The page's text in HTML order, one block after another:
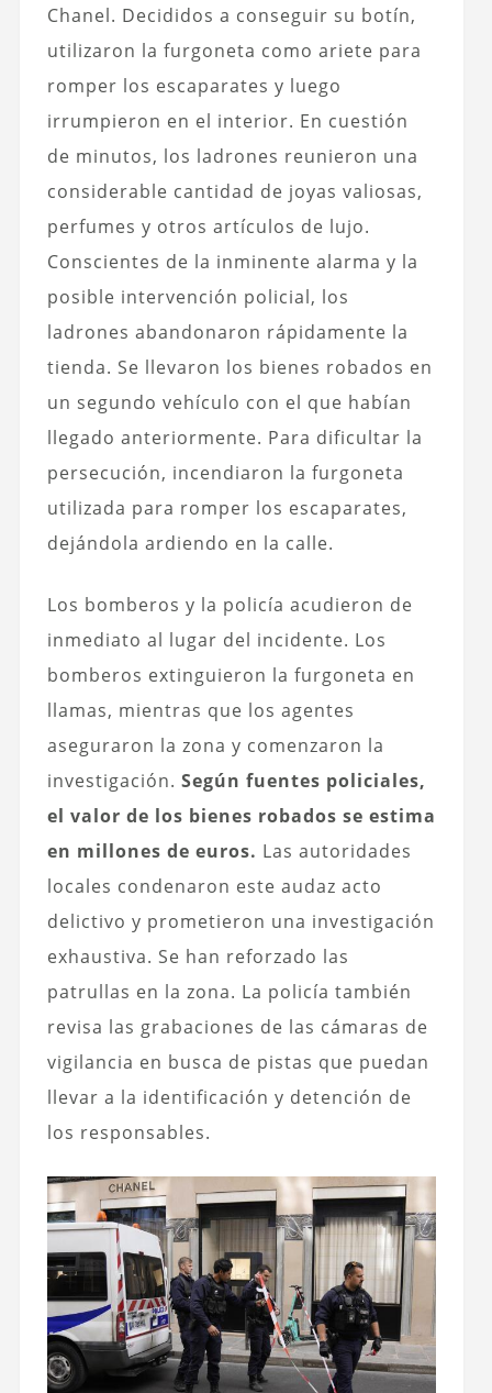
Chanel. Decididos a conseguir su botín,
utilizaron la furgoneta como ariete para
romper los escaparates y luego
irrumpieron en el interior. En cuestión
de minutos, los ladrones reunieron una
considerable cantidad de joyas valiosas,
perfumes y otros artículos de lujo.
Conscientes de la inminente alarma y la
posible intervención policial, los
ladrones abandonaron rápidamente la
tienda. Se llevaron los bienes robados en
un segundo vehículo con el que habían
llegado anteriormente. Para dificultar la
persecución, incendiaron la furgoneta
utilizada para romper los escaparates,
dejándola ardiendo en la calle.
Los bomberos y la policía acudieron de
inmediato al lugar del incidente. Los
bomberos extinguieron la furgoneta en
llamas, mientras que los agentes
aseguraron la zona y comenzaron la
investigación. Según fuentes policiales,
el valor de los bienes robados se estima
en millones de euros. Las autoridades
locales condenaron este audaz acto
delictivo y prometieron una investigación
exhaustiva. Se han reforzado las
patrullas en la zona. La policía también
revisa las grabaciones de las cámaras de
vigilancia en busca de pistas que puedan
llevar a la identificación y detención de
los responsables.